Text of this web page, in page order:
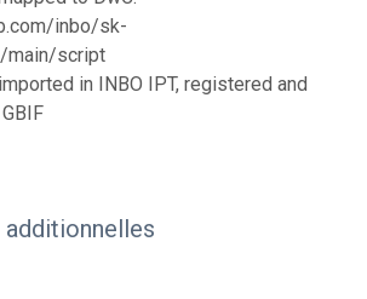
inbo/sk-
main/script
in INBO IPT, registered and